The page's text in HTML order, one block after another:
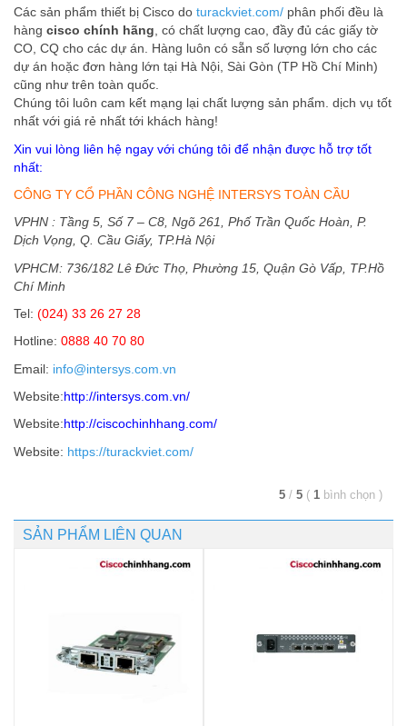
Các sản phẩm thiết bị Cisco do turackviet.com/ phân phối đều là
hàng cisco chính hãng , có chất lượng cao, đầy đủ các giấy tờ
CO, CQ cho các dự án. Hàng luôn có sẵn số lượng lớn cho các
dự án hoặc đơn hàng lớn tại Hà Nội, Sài Gòn (TP Hồ Chí Minh)
cũng như trên toàn quốc.
Chúng tôi luôn cam kết mạng lại chất lượng sản phẩm. dịch vụ tốt
nhất với giá rẻ nhất tới khách hàng!
Xin vui lòng liên hệ ngay với chúng tôi để nhận được hỗ trợ tốt
nhất:
CÔNG TY CỔ PHẦN CÔNG NGHỆ INTERSYS TOÀN CẦU
VPHN : Tầng 5, Số 7 – C8, Ngõ 261, Phố Trần Quốc Hoàn, P.
Dịch Vọng, Q. Cầu Giấy, TP.Hà Nội
VPHCM: 736/182 Lê Đức Thọ, Phường 15, Quận Gò Vấp, TP.Hồ
Chí Minh
Tel: (024) 33 26 27 28
Hotline: 0888 40 70 80
Email: info@intersys.com.vn
Website:http://intersys.com.vn/
Website:http://ciscochinhhang.com/
Website: https://turackviet.com/
5 / 5 ( 1 bình chọn )
SẢN PHẨM LIÊN QUAN